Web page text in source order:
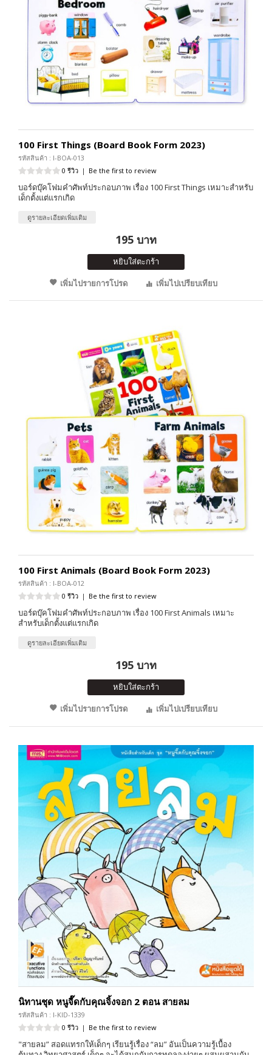
100 First Things (Board Book Form 2023)
รหัสสินค้า : I-BOA-013
0 รีวิว | Be the first to review
บอร์ดบุ๊คโฟมคำศัพท์ประกอบภาพ เรื่อง 100 First Things เหมาะสำหรับ
เด็กตั้งแต่แรกเกิด
ดูรายละเอียดเพิ่มเติม
195 บาท
หยิบใส่ตะกร้า
เพิ่มไปรายการโปรด
เพิ่มไปเปรียบเทียบ
100 First Animals (Board Book Form 2023)
รหัสสินค้า : I-BOA-012
0 รีวิว | Be the first to review
บอร์ดบุ๊คโฟมคำศัพท์ประกอบภาพ เรื่อง 100 First Animals เหมาะ
สำหรับเด็กตั้งแต่แรกเกิด
ดูรายละเอียดเพิ่มเติม
195 บาท
หยิบใส่ตะกร้า
เพิ่มไปรายการโปรด
เพิ่มไปเปรียบเทียบ
นิทานชุด หนูจี๊ดกับคุณจิ้งจอก 2 ตอน สายลม
รหัสสินค้า : I-KID-1339
0 รีวิว | Be the first to review
"สายลม” สอดแทรกให้เด็กๆ เรียนรู้เรื่อง “ลม” อันเป็นความรู้เบื้อง